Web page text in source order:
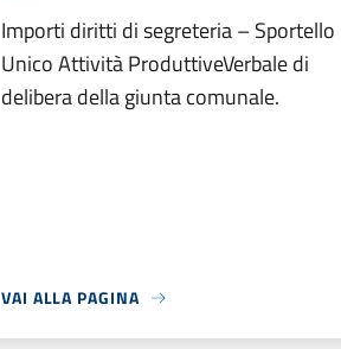
Importi diritti di segreteria – Sportello
Unico Attività ProduttiveVerbale di
delibera della giunta comunale.
VAI ALLA PAGINA